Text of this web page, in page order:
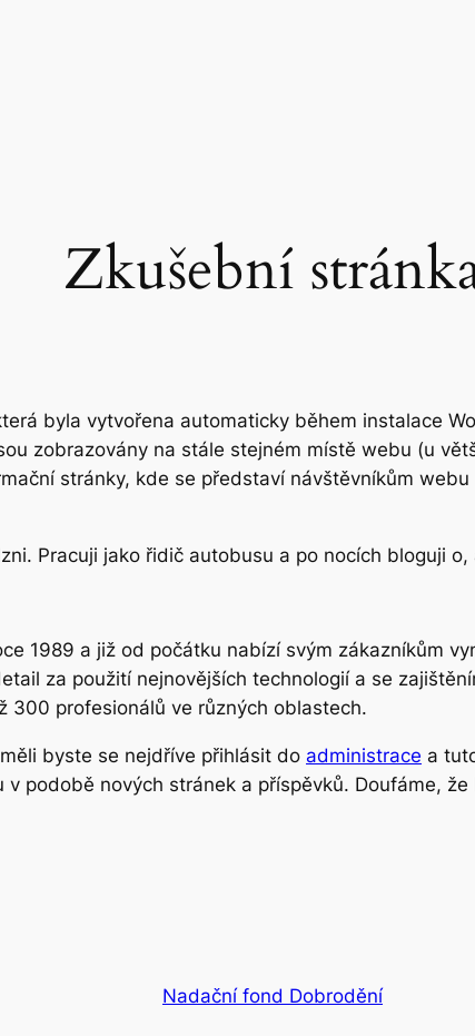
Zkušební
byla vytvořena automaticky během instalace
zobrazovány na stále stejném místě webu (u
stránky, kde se představí návštěvníkům
Pracuji jako řidič autobusu a po nocích bloguji
1989 a již od počátku nabízí svým zákazníkům
za použití nejnovějších technologií a se
300 profesionálů ve různých oblastech.
byste se nejdříve přihlásit do administrace a
podobě nových stránek a příspěvků. Doufáme,
Nadační fond Dobrodění